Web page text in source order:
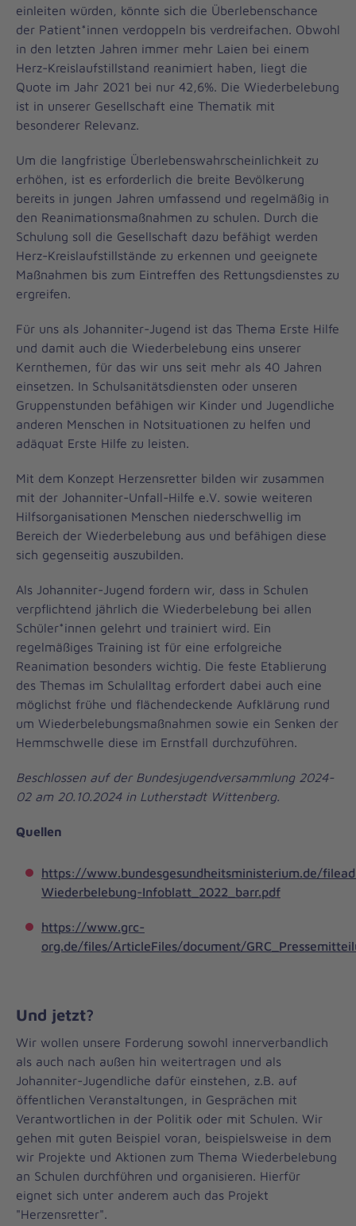
einleiten würden, könnte sich die Überlebenschance
der Patient*innen verdoppeln bis verdreifachen. Obwohl
in den letzten Jahren immer mehr Laien bei einem
Herz-Kreislaufstillstand reanimiert haben, liegt die
Quote im Jahr 2021 bei nur 42,6%. Die Wiederbelebung
ist in unserer Gesellschaft eine Thematik mit
besonderer Relevanz.
Um die langfristige Überlebenswahrscheinlichkeit zu
erhöhen, ist es erforderlich die breite Bevölkerung
bereits in jungen Jahren umfassend und regelmäßig in
den Reanimationsmaßnahmen zu schulen. Durch die
Schulung soll die Gesellschaft dazu befähigt werden
Herz-Kreislaufstillstände zu erkennen und geeignete
Maßnahmen bis zum Eintreffen des Rettungsdienstes zu
ergreifen.
Für uns als Johanniter-Jugend ist das Thema Erste Hilfe
und damit auch die Wiederbelebung eins unserer
Kernthemen, für das wir uns seit mehr als 40 Jahren
einsetzen. In Schulsanitätsdiensten oder unseren
Gruppenstunden befähigen wir Kinder und Jugendliche
anderen Menschen in Notsituationen zu helfen und
adäquat Erste Hilfe zu leisten.
Mit dem Konzept Herzensretter bilden wir zusammen
mit der Johanniter-Unfall-Hilfe e.V. sowie weiteren
Hilfsorganisationen Menschen niederschwellig im
Bereich der Wiederbelebung aus und befähigen diese
sich gegenseitig auszubilden.
Als Johanniter-Jugend fordern wir, dass in Schulen
verpflichtend jährlich die Wiederbelebung bei allen
Schüler*innen gelehrt und trainiert wird. Ein
regelmäßiges Training ist für eine erfolgreiche
Reanimation besonders wichtig. Die feste Etablierung
des Themas im Schulalltag erfordert dabei auch eine
möglichst frühe und flächendeckende Aufklärung rund
um Wiederbelebungsmaßnahmen sowie ein Senken der
Hemmschwelle diese im Ernstfall durchzuführen.
Beschlossen auf der Bundesjugendversammlung 2024-
02 am 20.10.2024 in Lutherstadt Wittenberg.
Quellen
https://www.bundesgesundheitsministerium.de/
Wiederbelebung-Infoblatt_2022_barr.pdf
https://www.grc-
org.de/files/ArticleFiles/document/
Und jetzt?
Wir wollen unsere Forderung sowohl innerverbandlich
als auch nach außen hin weitertragen und als
Johanniter-Jugendliche dafür einstehen, z.B. auf
öffentlichen Veranstaltungen, in Gesprächen mit
Verantwortlichen in der Politik oder mit Schulen. Wir
gehen mit guten Beispiel voran, beispielsweise in dem
wir Projekte und Aktionen zum Thema Wiederbelebung
an Schulen durchführen und organisieren. Hierfür
eignet sich unter anderem auch das Projekt
"Herzensretter".